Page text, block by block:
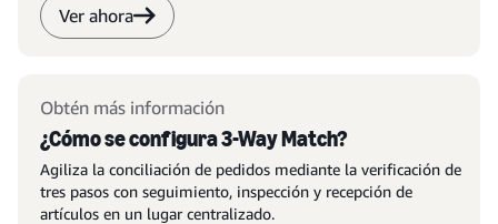
Ver ahora
Obtén más información
¿Cómo se configura 3-Way Match?
Agiliza la conciliación de pedidos mediante la verificación de
tres pasos con seguimiento, inspección y recepción de
artículos en un lugar centralizado.